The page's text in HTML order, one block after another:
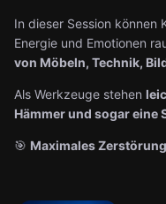
In dieser Session können
Energie und Emotionen
von Möbeln, Technik,
Als Werkzeuge stehen
Hämmer und sogar eine
🎯 Maximales